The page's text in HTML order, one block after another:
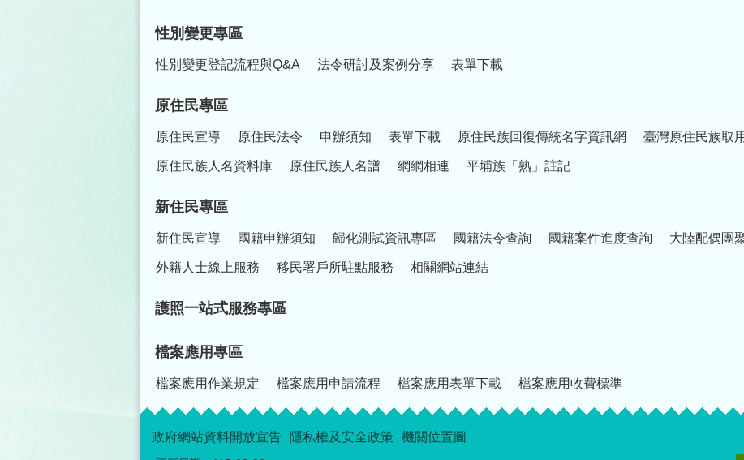
性別變更專區
性別變更登記流程與Q&A 法令研討及案例分享 表單下載
原住民專區
原住民宣導 原住民法令 申辦須知 表單下載 原住民族回復傳統名字資訊網 臺灣原住民族取
原住民族人名資料庫 原住民族人名譜 網網相連 平埔族「熟」註記
新住民專區
新住民宣導 國籍申辦須知 歸化測試資訊專區 國籍法令查詢 國籍案件進度查詢 大陸配偶團
外籍人士線上服務 移民署戶所駐點服務 相關網站連結
護照一站式服務專區
檔案應用專區
檔案應用作業規定 檔案應用申請流程 檔案應用表單下載 檔案應用收費標準
政府網站資料開放宣告 隱私權及安全政策 機關位置圖